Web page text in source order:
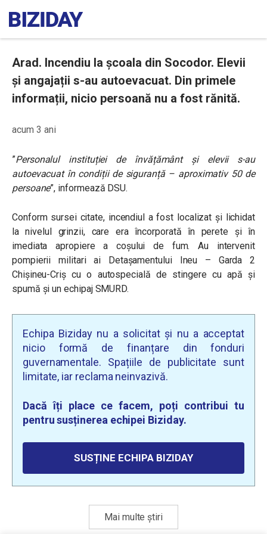
Arad. Incendiu la școala din Socodor. Elevii
și angajații s-au autoevacuat. Din primele
informații, nicio persoană nu a fost rănită.
acum 3 ani
”Personalul instituției de învățământ și elevii s-au
autoevacuat în condiții de siguranță – aproximativ 50 de
persoane”, informează DSU.
Conform sursei citate, incendiul a fost localizat și lichidat
la nivelul grinzii, care era încorporată în perete și în
imediata apropiere a coșului de fum. Au intervenit
pompierii militari ai Detașamentului Ineu – Garda 2
Chișineu-Criș cu o autospecială de stingere cu apă și
spumă și un echipaj SMURD.
Echipa Biziday nu a solicitat și nu a acceptat
nicio formă de finanțare din fonduri
guvernamentale. Spațiile de publicitate sunt
limitate, iar reclama neinvazivă.
Dacă îți place ce facem, poți contribui tu
pentru susținerea echipei Biziday.
SUSȚINE ECHIPA BIZIDAY
Mai multe știri